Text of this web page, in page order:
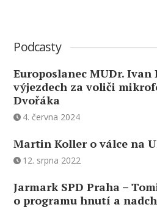
Podcasty
Europoslanec MUDr. Ivan
výjezdech za voliči
Dvořáka
4. června 2024
Martin Koller o válce na
12. srpna 2022
Jarmark SPD Praha –
o programu hnutí a